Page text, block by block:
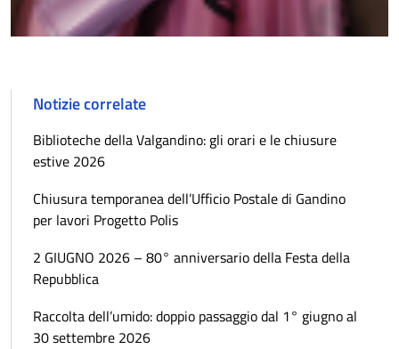
Notizie correlate
Biblioteche della Valgandino: gli orari e le chiusure
estive 2026
Chiusura temporanea dell’Ufficio Postale di Gandino
per lavori Progetto Polis
2 GIUGNO 2026 – 80° anniversario della Festa della
Repubblica
Raccolta dell’umido: doppio passaggio dal 1° giugno al
30 settembre 2026